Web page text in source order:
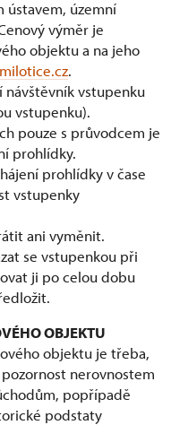
ústavem, územní
výměr je
objektu a na jeho
.
vstupenku
vstupenku).
pouze s průvodcem je
prohlídky.
prohlídky v čase
vstupenky
ani vyměnit.
se vstupenkou při
ji po celou dobu
OBJEKTU
objektu je třeba,
nerovnostem
popřípadě
podstaty